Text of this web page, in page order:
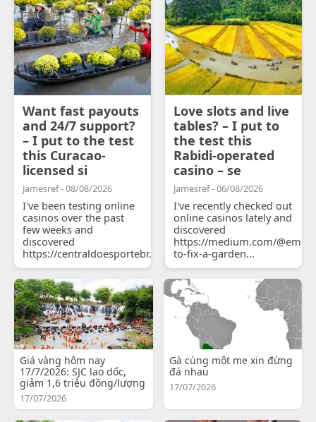
Want fast payouts
and 24/7 support?
– I put to the test
this Curacao-
licensed si
Jamesref - 08/08/2026
I've been testing online
casinos over the past
few weeks and
discovered
https://centraldoesportebr.substack.com/p/cucure...
Love slots and live
tables? – I put to
the test this
Rabidi-operated
casino – se
Jamesref - 06/08/2026
I've recently checked out
online casinos lately and
discovered
https://medium.com/
to-fix-a-garden...
Giá vàng hôm nay
17/7/2026: SJC lao dốc,
giảm 1,6 triệu đồng/lượng
17/07/2026
Gà cùng một mẹ xin đừng
đá nhau
17/07/2026